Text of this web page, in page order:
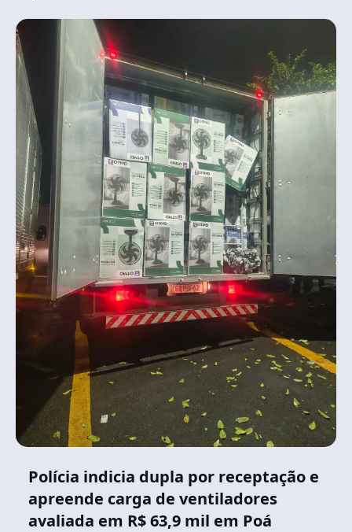
Polícia indicia dupla por receptação e
apreende carga de ventiladores
avaliada em R$ 63,9 mil em Poá